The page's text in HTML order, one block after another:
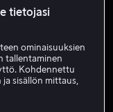
tietojasi
ominaisuuksien
tallentaminen
Kohdennettu
sisällön mittaus,